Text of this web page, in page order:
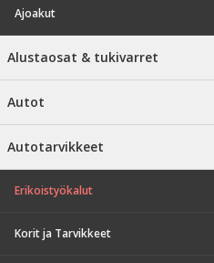
Ajoakut
Alustaosat & tukivarret
Autot
Autotarvikkeet
Erikoistyökalut
Korit ja Tarvikkeet